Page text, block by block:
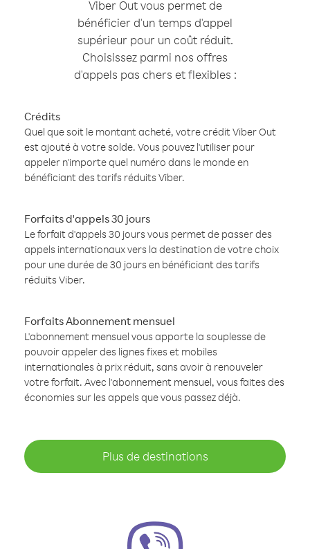
Viber Out vous permet de
bénéficier d'un temps d'appel
supérieur pour un coût réduit.
Choisissez parmi nos offres
d'appels pas chers et flexibles :
Crédits
Quel que soit le montant acheté, votre crédit Viber Out
est ajouté à votre solde. Vous pouvez l'utiliser pour
appeler n'importe quel numéro dans le monde en
bénéficiant des tarifs réduits Viber.
Forfaits d'appels 30 jours
Le forfait d'appels 30 jours vous permet de passer des
appels internationaux vers la destination de votre choix
pour une durée de 30 jours en bénéficiant des tarifs
réduits Viber.
Forfaits Abonnement mensuel
L'abonnement mensuel vous apporte la souplesse de
pouvoir appeler des lignes fixes et mobiles
internationales à prix réduit, sans avoir à renouveler
votre forfait. Avec l'abonnement mensuel, vous faites des
économies sur les appels que vous passez déjà.
Plus de destinations